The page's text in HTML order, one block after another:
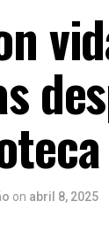
on abril 8, 2025